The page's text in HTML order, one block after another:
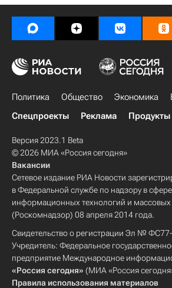
Политика Общество Экономика
Спецпроекты
Реклама
Версия 2023.1 Beta
© 2026 МИА «Россия сегодня»
Вакансии
Сетевое издание РИА Новости
в Федеральной службе по надзору в
информационных технологий и
(Роскомнадзор) 08 апреля 2014 года.
Свидетельство о регистрации Эл №
Учредитель: Федеральное
предприятие Международное
«Россия сегодня» (МИА «Россия
Правила использования материалов